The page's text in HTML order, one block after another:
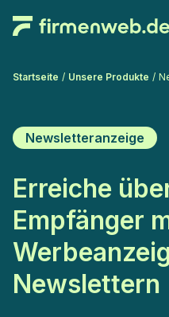
Startseite / Unsere Produkte /
Newsletteranzeige
Erreiche
Empfänger
Newslettern